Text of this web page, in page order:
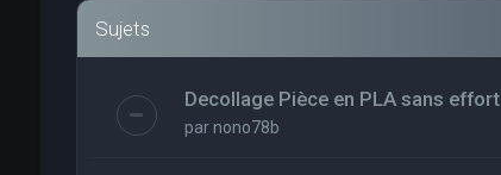
Sujets
Decollage Pièce en PLA sans effort
par nono78b